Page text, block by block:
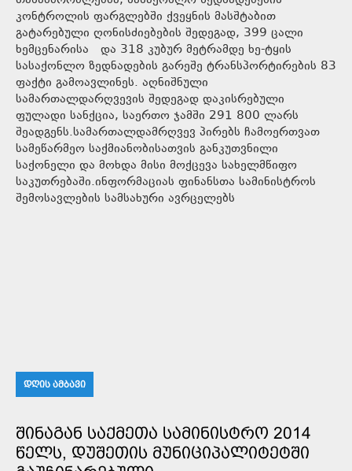
კონტროლის ფარგლებში ქვეყნის მასშტაბით
გატარებული ღონისძიებების შედეგად, 399 ცალი
ხემცენარისა და 318 კუბურ მეტრამდე ხე-ტყის
სასაქონლო ზედნადების გარეშე ტრანსპორტირების 83
ფაქტი გამოავლინეს. აღნიშნული
სამართალდარღვევის შედეგად დაკისრებული
ფულადი სანქცია, საერთო ჯამში 291 800 ლარს
შეადგენს.სამართალდამრღვევ პირებს ჩამოერთვათ
სამეწარმეო საქმიანობისათვის განკუთვნილი
საქონელი და მოხდა მისი მოქცევა სახელმწიფო
საკუთრებაში.ინფორმაციას ფინანსთა სამინისტროს
შემოსავლების სამსახური ავრცელებს
ᲓᲦᲘᲡ ᲐᲛᲑᲐᲕᲘ
ᲨᲘᲜᲐᲒᲐᲜ ᲡᲐᲥᲛᲔᲗᲐ ᲡᲐᲛᲘᲜᲘᲡᲢᲠᲝ 2014
ᲬᲔᲚᲡ, ᲓᲣᲨᲔᲗᲘᲡ ᲛᲣᲜᲘᲪᲘᲞᲐᲚᲘᲢᲔᲢᲨᲘ